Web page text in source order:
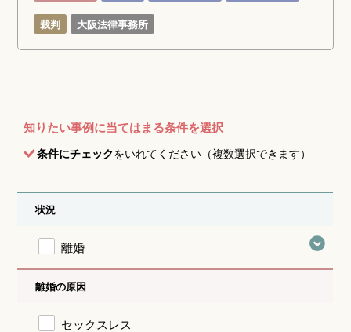
裁判 大阪法律事務所
知りたい事例に当てはまる条件を選択
条件にチェックをいれてください（複数選択できます）
状況
離婚
離婚の原因
セックスレス